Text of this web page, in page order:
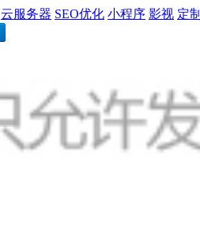
云服务器 SEO优化 小程序 影视 定